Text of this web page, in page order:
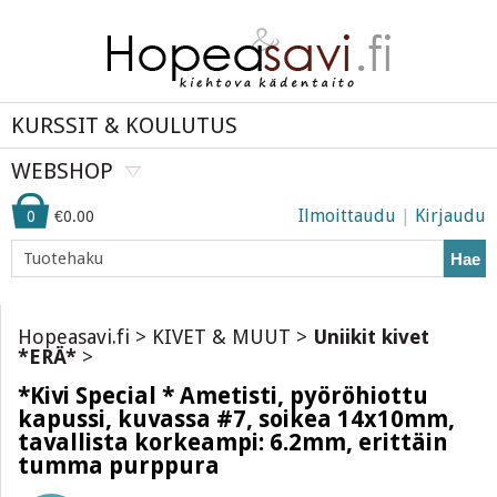
KURSSIT & KOULUTUS
WEBSHOP
Ilmoittaudu | Kirjaudu
0 €0.00
Hae
Hopeasavi.fi > KIVET & MUUT > Uniikit kivet
*ERÄ* >
*Kivi Special * Ametisti, pyöröhiottu
kapussi, kuvassa #7, soikea 14x10mm,
tavallista korkeampi: 6.2mm, erittäin
tumma purppura